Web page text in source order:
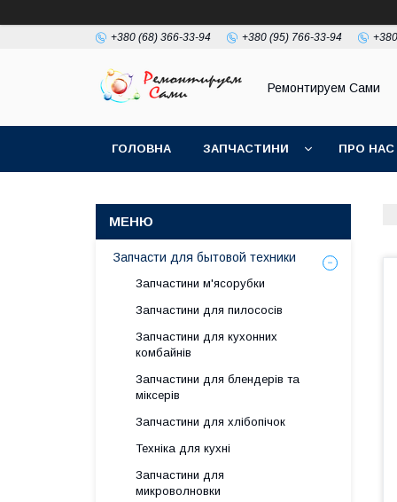
+380 (68) 366-33-94 +380 (95) 766-33-94
Ремонтируем Сами
ГОЛОВНА ЗАПЧАСТИНИ ПРО НАС
Запчасти для бытовой техники
Запчастини м'ясорубки
Запчастини для пилососів
Запчастини для кухонних
комбайнів
Запчастини для блендерів та
міксерів
Запчастини для хлібопічок
Техніка для кухні
Запчастини для
микроволновки